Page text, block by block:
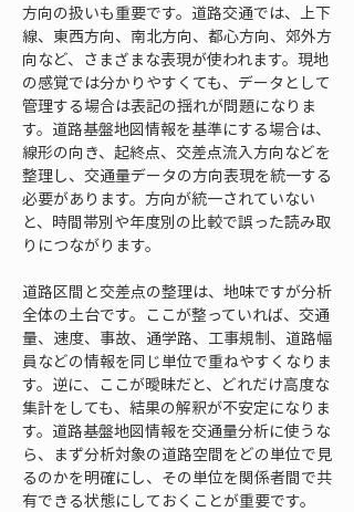
方向の扱いも重要です。道路交通では、上下
線、東西方向、南北方向、都心方向、郊外方
向など、さまざまな表現が使われます。現地
の感覚では分かりやすくても、データとして
管理する場合は表記の揺れが問題になりま
す。道路基盤地図情報を基準にする場合は、
線形の向き、起終点、交差点流入方向などを
整理し、交通量データの方向表現を統一する
必要があります。方向が統一されていない
と、時間帯別や年度別の比較で誤った読み取
りにつながります。
道路区間と交差点の整理は、地味ですが分析
全体の土台です。ここが整っていれば、交通
量、速度、事故、通学路、工事規制、道路幅
員などの情報を同じ単位で重ねやすくなりま
す。逆に、ここが曖昧だと、どれだけ高度な
集計をしても、結果の解釈が不安定になりま
す。道路基盤地図情報を交通量分析に使うな
ら、まず分析対象の道路空間をどの単位で見
るのかを明確にし、その単位を関係者間で共
有できる状態にしておくことが重要です。